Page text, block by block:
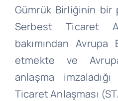
Gümrük Birliğinin bir
Serbest Ticaret
bakımından
etmekte ve
anlaşma
Ticaret Anlaşması